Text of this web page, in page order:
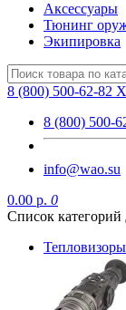
Аксессуары
Тюнинг
Экипировка
8 (800) 500-62-82
8 (800) 500-
info@wao.su
0.00 р. 0
Список категорий
Тепловизоры